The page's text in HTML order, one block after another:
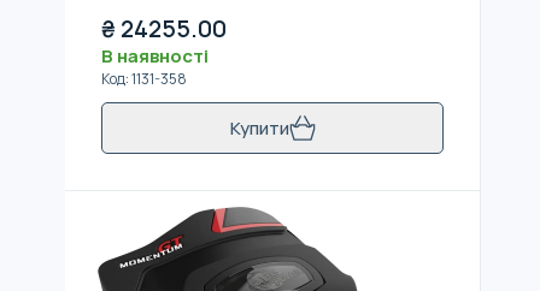
₴ 24255.00
В наявності
Код:1131-358
Купити